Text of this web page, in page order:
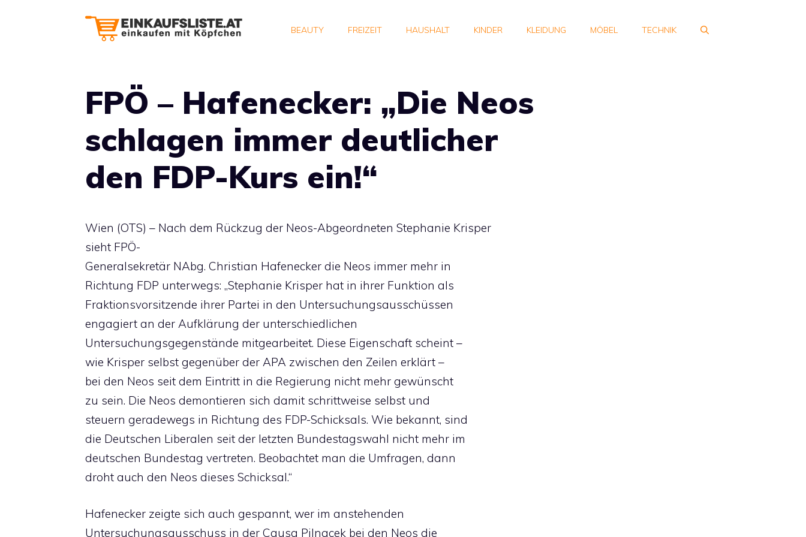
BEAUTY FREIZEIT HAUSHALT KINDER KLEIDUNG MÖBEL TECHNIK
FPÖ – Hafenecker: „Die Neos
schlagen immer deutlicher
den FDP-Kurs ein!“
Wien (OTS) – Nach dem Rückzug der Neos-Abgeordneten Stephanie Krisper
sieht FPÖ-
Generalsekretär NAbg. Christian Hafenecker die Neos immer mehr in
Richtung FDP unterwegs: „Stephanie Krisper hat in ihrer Funktion als
Fraktionsvorsitzende ihrer Partei in den Untersuchungsausschüssen
engagiert an der Aufklärung der unterschiedlichen
Untersuchungsgegenstände mitgearbeitet. Diese Eigenschaft scheint –
wie Krisper selbst gegenüber der APA zwischen den Zeilen erklärt –
bei den Neos seit dem Eintritt in die Regierung nicht mehr gewünscht
zu sein. Die Neos demontieren sich damit schrittweise selbst und
steuern geradewegs in Richtung des FDP-Schicksals. Wie bekannt, sind
die Deutschen Liberalen seit der letzten Bundestagswahl nicht mehr im
deutschen Bundestag vertreten. Beobachtet man die Umfragen, dann
droht auch den Neos dieses Schicksal.“
Hafenecker zeigte sich auch gespannt, wer im anstehenden
Untersuchungsausschuss in der Causa Pilnacek bei den Neos die